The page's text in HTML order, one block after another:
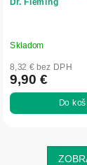
Dr. Fleming
Skladom
8,32 € bez DPH
9,90 €
Do